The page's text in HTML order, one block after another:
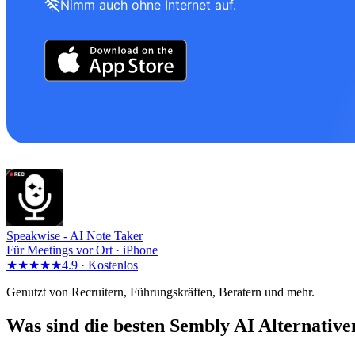
Nimm auch ohne Internet auf.
Speakwise - AI Note Taker
Für Meetings vor Ort · iPhone
★★★★★4.9 · Kostenlos
Genutzt von Recruitern, Führungskräften, Beratern und mehr.
Was sind die besten Sembly AI